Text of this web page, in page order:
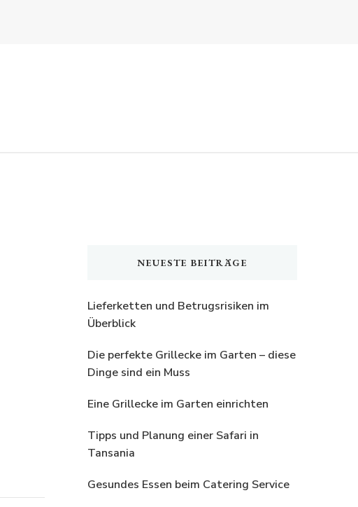
NEUESTE BEITRÄGE
Lieferketten und Betrugsrisiken im
Überblick
Die perfekte Grillecke im Garten – diese
Dinge sind ein Muss
Eine Grillecke im Garten einrichten
Tipps und Planung einer Safari in
Tansania
Gesundes Essen beim Catering Service